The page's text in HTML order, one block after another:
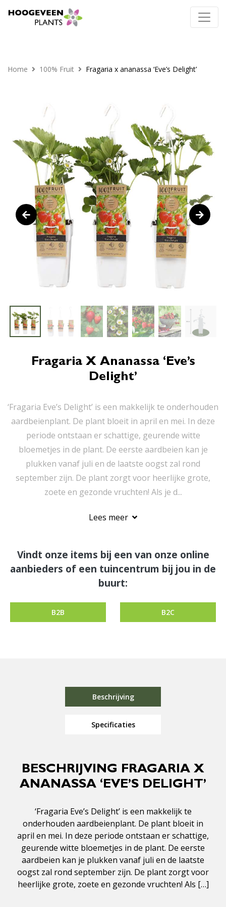
Home 100% Fruit Fragaria x ananassa ‘Eve’s Delight’
Fragaria X Ananassa ‘Eve’s
Delight’
‘Fragaria Eve’s Delight’ is een makkelijk te onderhouden
aardbeienplant. De plant bloeit in april en mei. In deze
periode ontstaan er schattige, geurende witte
bloemetjes in de plant. De eerste aardbeien kan je
plukken vanaf juli en de laatste oogst zal rond
september zijn. De plant zorgt voor heerlijke grote,
zoete en gezonde vruchten! Als je d...
Lees meer
Vindt onze items bij een van onze online
aanbieders of een tuincentrum bij jou in de
buurt:
B2B B2C
Beschrijving
Specificaties
BESCHRIJVING FRAGARIA X
ANANASSA ‘EVE’S DELIGHT’
‘Fragaria Eve’s Delight’ is een makkelijk te
onderhouden aardbeienplant. De plant bloeit in
april en mei. In deze periode ontstaan er schattige,
geurende witte bloemetjes in de plant. De eerste
aardbeien kan je plukken vanaf juli en de laatste
oogst zal rond september zijn. De plant zorgt voor
heerlijke grote, zoete en gezonde vruchten! Als […]